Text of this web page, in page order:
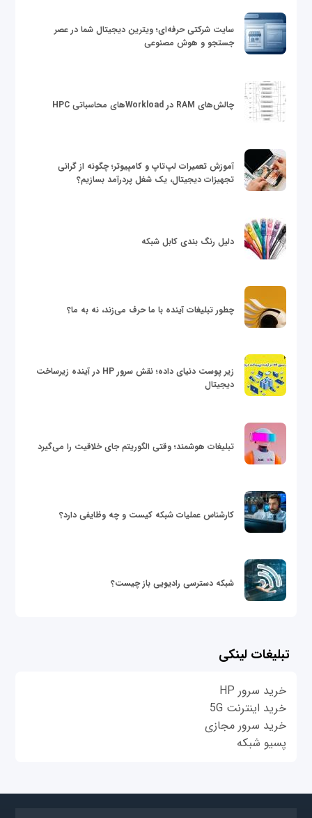
سایت شرکتی حرفه‌ای؛ ویترین دیجیتال شما در عصر
جستجو و هوش مصنوعی
چالش‌های RAM در Workloadهای محاسباتی HPC
آموزش تعمیرات لپ‌تاپ و کامپیوتر؛ چگونه از گرانی
تجهیزات دیجیتال، یک شغل پردرآمد بسازیم؟
دلیل رنگ بندی کابل شبکه
چطور تبلیغات آینده با ما حرف می‌زند، نه به ما؟
زیر پوست دنیای داده؛ نقش سرور HP در آینده زیرساخت
دیجیتال
تبلیغات هوشمند؛ وقتی الگوریتم جای خلاقیت را می‌گیرد
کارشناس عملیات شبکه کیست و چه وظایفی دارد؟
شبکه دسترسی رادیویی باز چیست؟
تبلیغات لینکی
خرید سرور HP
خرید اینترنت 5G
خرید سرور مجازی
پسیو شبکه